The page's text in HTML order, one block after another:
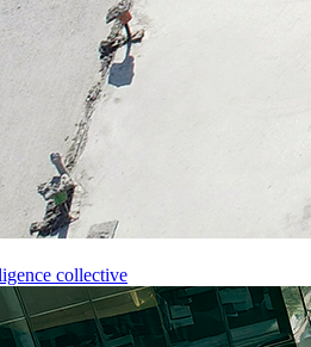
collective